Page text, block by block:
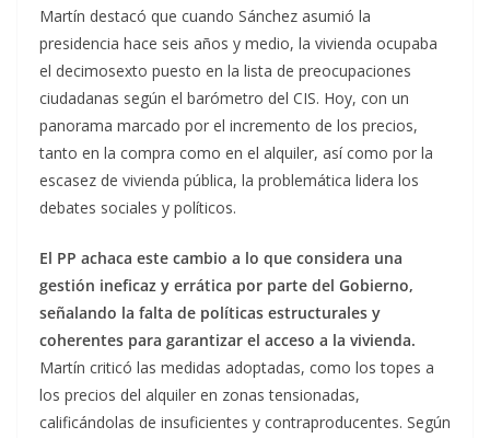
Martín destacó que cuando Sánchez asumió la
presidencia hace seis años y medio, la vivienda ocupaba
el decimosexto puesto en la lista de preocupaciones
ciudadanas según el barómetro del CIS. Hoy, con un
panorama marcado por el incremento de los precios,
tanto en la compra como en el alquiler, así como por la
escasez de vivienda pública, la problemática lidera los
debates sociales y políticos.
El PP achaca este cambio a lo que considera una
gestión ineficaz y errática por parte del Gobierno,
señalando la falta de políticas estructurales y
coherentes para garantizar el acceso a la vivienda.
Martín criticó las medidas adoptadas, como los topes a
los precios del alquiler en zonas tensionadas,
calificándolas de insuficientes y contraproducentes. Según